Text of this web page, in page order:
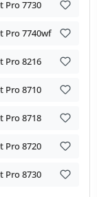
Pro 7730
Pro 7740wf
Pro 8216
Pro 8710
Pro 8718
Pro 8720
Pro 8730